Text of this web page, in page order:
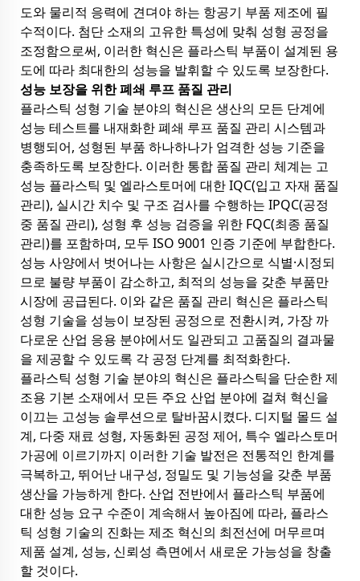
도와 물리적 응력에 견뎌야 하는 항공기 부품 제조에 필
수적이다. 첨단 소재의 고유한 특성에 맞춰 성형 공정을
조정함으로써, 이러한 혁신은 플라스틱 부품이 설계된 용
도에 따라 최대한의 성능을 발휘할 수 있도록 보장한다.
성능 보장을 위한 폐쇄 루프 품질 관리
플라스틱 성형 기술 분야의 혁신은 생산의 모든 단계에
성능 테스트를 내재화한 폐쇄 루프 품질 관리 시스템과
병행되어, 성형된 부품 하나하나가 엄격한 성능 기준을
충족하도록 보장한다. 이러한 통합 품질 관리 체계는 고
성능 플라스틱 및 엘라스토머에 대한 IQC(입고 자재 품질
관리), 실시간 치수 및 구조 검사를 수행하는 IPQC(공정
중 품질 관리), 성형 후 성능 검증을 위한 FQC(최종 품질
관리)를 포함하며, 모두 ISO 9001 인증 기준에 부합한다.
성능 사양에서 벗어나는 사항은 실시간으로 식별·시정되
므로 불량 부품이 감소하고, 최적의 성능을 갖춘 부품만
시장에 공급된다. 이와 같은 품질 관리 혁신은 플라스틱
성형 기술을 성능이 보장된 공정으로 전환시켜, 가장 까
다로운 산업 응용 분야에서도 일관되고 고품질의 결과물
을 제공할 수 있도록 각 공정 단계를 최적화한다.
플라스틱 성형 기술 분야의 혁신은 플라스틱을 단순한 제
조용 기본 소재에서 모든 주요 산업 분야에 걸쳐 혁신을
이끄는 고성능 솔루션으로 탈바꿈시켰다. 디지털 몰드 설
계, 다중 재료 성형, 자동화된 공정 제어, 특수 엘라스토머
가공에 이르기까지 이러한 기술 발전은 전통적인 한계를
극복하고, 뛰어난 내구성, 정밀도 및 기능성을 갖춘 부품
생산을 가능하게 한다. 산업 전반에서 플라스틱 부품에
대한 성능 요구 수준이 계속해서 높아짐에 따라, 플라스
틱 성형 기술의 진화는 제조 혁신의 최전선에 머무르며
제품 설계, 성능, 신뢰성 측면에서 새로운 가능성을 창출
할 것이다.